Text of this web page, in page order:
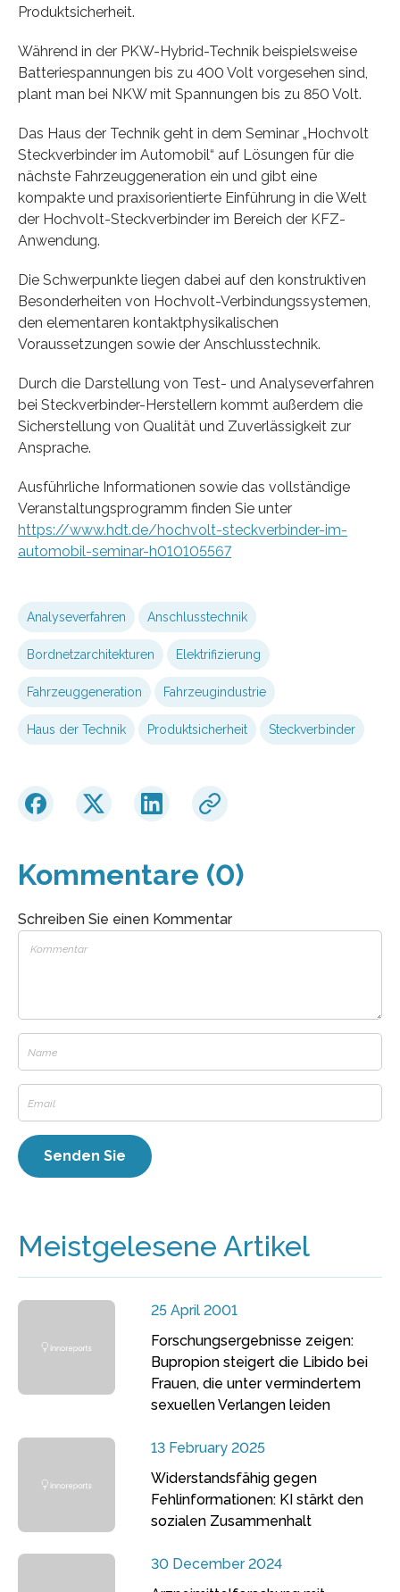
Produktsicherheit.
Während in der PKW-Hybrid-Technik beispielsweise
Batteriespannungen bis zu 400 Volt vorgesehen sind,
plant man bei NKW mit Spannungen bis zu 850 Volt.
Das Haus der Technik geht in dem Seminar „Hochvolt
Steckverbinder im Automobil“ auf Lösungen für die
nächste Fahrzeuggeneration ein und gibt eine
kompakte und praxisorientierte Einführung in die Welt
der Hochvolt-Steckverbinder im Bereich der KFZ-
Anwendung.
Die Schwerpunkte liegen dabei auf den konstruktiven
Besonderheiten von Hochvolt-Verbindungssystemen,
den elementaren kontaktphysikalischen
Voraussetzungen sowie der Anschlusstechnik.
Durch die Darstellung von Test- und Analyseverfahren
bei Steckverbinder-Herstellern kommt außerdem die
Sicherstellung von Qualität und Zuverlässigkeit zur
Ansprache.
Ausführliche Informationen sowie das vollständige
Veranstaltungsprogramm finden Sie unter
https://www.hdt.de/hochvolt-steckverbinder-im-
automobil-seminar-h010105567
Analyseverfahren Anschlusstechnik
Bordnetzarchitekturen Elektrifizierung
Fahrzeuggeneration Fahrzeugindustrie
Haus der Technik Produktsicherheit Steckverbinder
Kommentare (0)
Schreiben Sie einen Kommentar
Meistgelesene Artikel
25 April 2001
Forschungsergebnisse zeigen:
Bupropion steigert die Libido bei
Frauen, die unter vermindertem
sexuellen Verlangen leiden
13 February 2025
Widerstandsfähig gegen
Fehlinformationen: KI stärkt den
sozialen Zusammenhalt
30 December 2024